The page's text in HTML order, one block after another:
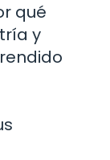
qué
y